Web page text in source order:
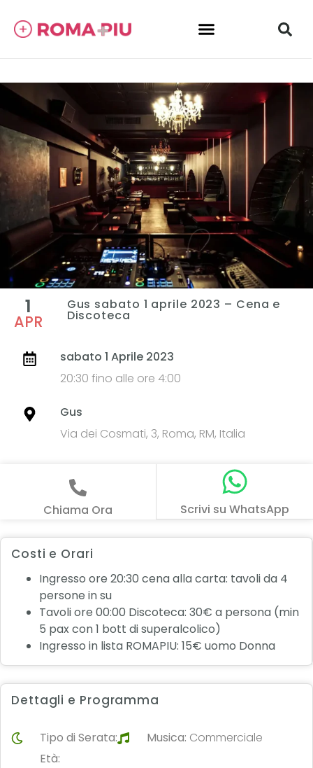
1
APR
Gus sabato 1 aprile 2023 – Cena e
Discoteca
sabato 1 Aprile 2023
20:30 fino alle ore 4:00
Gus
Via dei Cosmati, 3, Roma, RM, Italia
Chiama Ora Scrivi su WhatsApp
Costi e Orari
Ingresso ore 20:30 cena alla carta: tavoli da 4
persone in su
Tavoli ore 00:00 Discoteca: 30€ a persona (min
5 pax con 1 bott di superalcolico)
Ingresso in lista ROMAPIU: 15€ uomo Donna
Dettagli e Programma
Tipo di Serata: Musica: Commerciale
Età: